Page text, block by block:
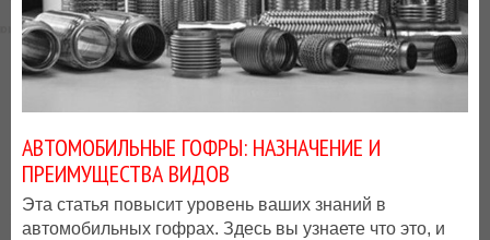
АВТОМОБИЛЬНЫЕ ГОФРЫ: НАЗНАЧЕНИЕ И
ПРЕИМУЩЕСТВА ВИДОВ
Эта статья повысит уровень ваших знаний в
автомобильных гофрах. Здесь вы узнаете что это, и